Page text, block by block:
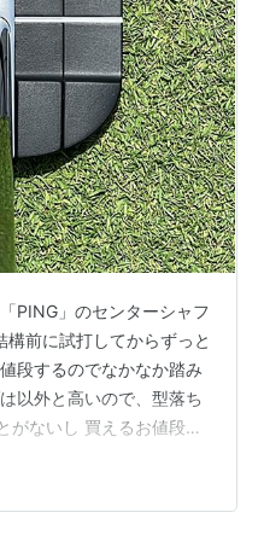
PING」のセンターシャフ
前に試打してからずっと
段するのでなかなか踏み
以外と高いので、型落ち
がないし 買えるお値段の
ってくれました。 楽天ス
安くなっていたのでポチ